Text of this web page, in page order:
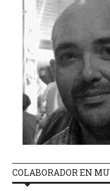
COLABORADOR EN